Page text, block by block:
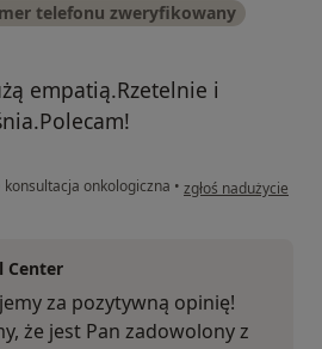
telefonu zweryfikowany
empatią.Rzetelnie i
konsultacja onkologiczna • w opinii
zgłoś nadużycie
Center
za pozytywną opinię!
że jest Pan zadowolony z